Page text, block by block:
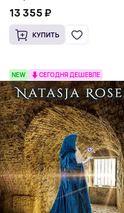
(Мягкий переплет,
Английский язык)
13 355 ₽
КУПИТЬ
NEW СЕГОДНЯ ДЕШЕВЛЕ